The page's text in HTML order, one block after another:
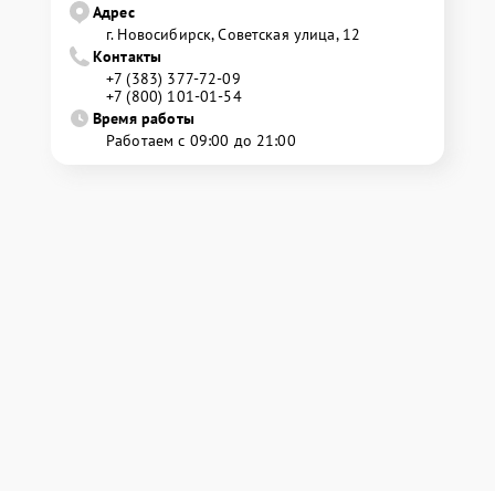
Адрес
г. Новосибирск, Советская улица, 12
Контакты
+7 (383) 377-72-09
+7 (800) 101-01-54
Время работы
Работаем с 09:00 до 21:00